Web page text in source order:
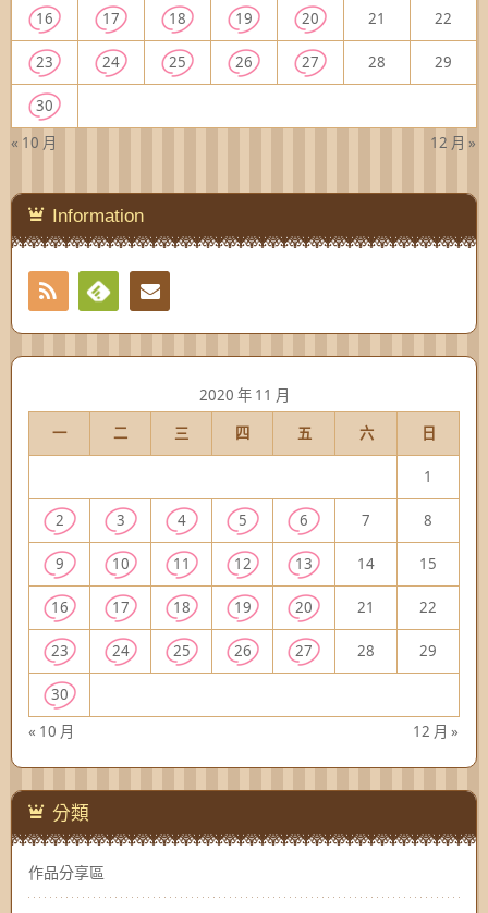
« 10 月 12 月 »
16 17 18 19 20 21 22
23 24 25 26 27 28 29
30
Information
RSS
Feedly
2020 年 11 月
一
二 三 四 五 六 日
« 10 月 12 月 »
1
2 3 4 5 6 7 8
9 10 11 12 13 14 15
16 17 18 19 20 21 22
23 24 25 26 27 28 29
30
分類
作品分享區